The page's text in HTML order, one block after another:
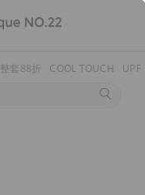
整套88折 COOL TOUCH